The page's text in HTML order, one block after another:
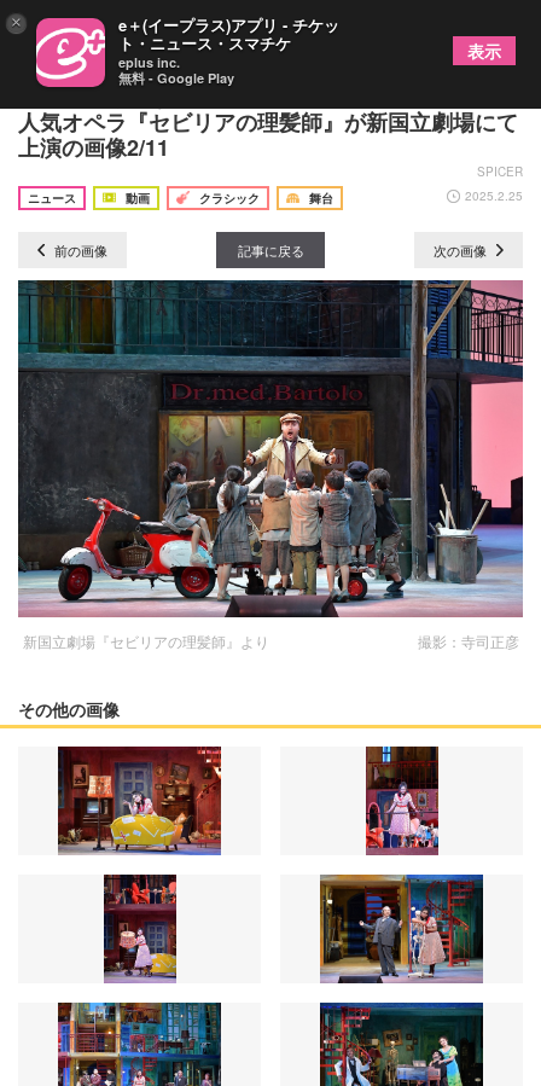
誰もが笑顔になるラブコメディ、ロッシーニ随一の
人気オペラ『セビリアの理髪師』が新国立劇場にて
上演の画像2/11
SPICER
ニュース
動画 クラシック 舞台 2025.2.25
前の画像 記事に戻る 次の画像
新国立劇場『セビリアの理髪師』より 撮影：寺司正彦
その他の画像
× e＋(イープラス)アプリ - チケッ
ト・ニュース・スマチケ
eplus inc.
無料 - Google Play
表示